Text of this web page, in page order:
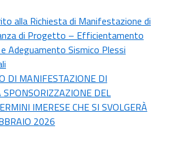
alla Richiesta di Manifestazione di
di Progetto – Efficientamento
Adeguamento Sismico Plessi
DI MANIFESTAZIONE DI
SPONSORIZZAZIONE DEL
IMERESE CHE SI SVOLGERÀ
2026